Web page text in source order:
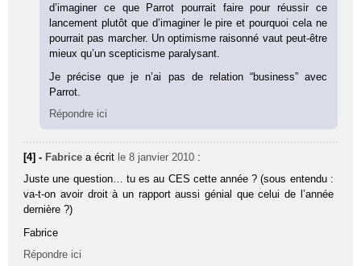
d’imaginer ce que Parrot pourrait faire pour réussir ce
lancement plutôt que d’imaginer le pire et pourquoi cela ne
pourrait pas marcher. Un optimisme raisonné vaut peut-être
mieux qu’un scepticisme paralysant.
Je précise que je n’ai pas de relation “business” avec
Parrot.
Répondre ici
[4] - Fabrice a écrit le 8 janvier 2010 :
Juste une question… tu es au CES cette année ? (sous entendu :
va-t-on avoir droit à un rapport aussi génial que celui de l’année
dernière ?)
Fabrice
Répondre ici